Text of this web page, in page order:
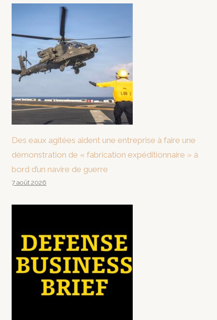
Des eaux agitées aident une entreprise à faire une
démonstration de « fabrication expéditionnaire » à
bord d’un navire de guerre
7 août 2026